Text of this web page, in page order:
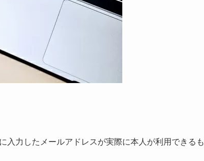
入力したメールアドレスが実際に本人が利用できるも